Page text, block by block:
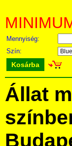
Mennyiség:
Szín:
Kosárba
Állat